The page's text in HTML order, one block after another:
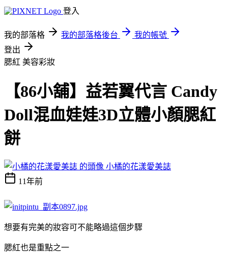
登入
我的部落格 我的部落格後台
我的帳號
登出
腮紅 美容彩妝
【86小舖】益若翼代言 Candy
Doll混血娃娃3D立體小顏腮紅
餅
小橘的花漾愛美誌
11年前
想要有完美的妝容可不能略過這個步驟
腮紅也是重點之一